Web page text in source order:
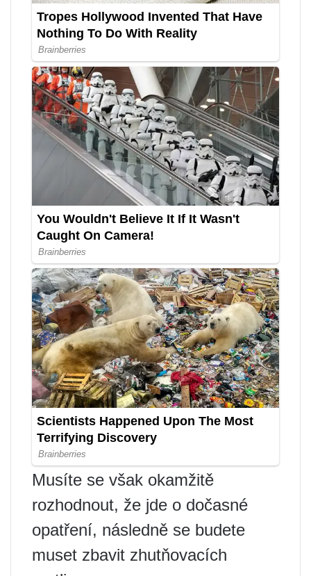
Musíte se však okamžitě
rozhodnout, že jde o dočasné
opatření, následně se budete
muset zbavit zhutňovacích